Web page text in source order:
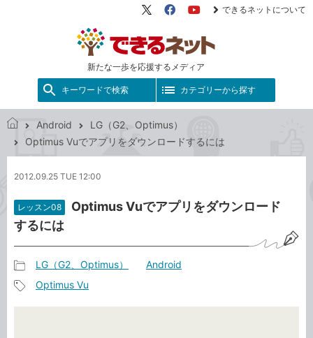
新たな一歩を応援するメディア
X（旧
FacebookYouTube
できるネットについて
キーワードで検索 カテゴリーから探す
で
ネ
ト
Android
LG（G2、Optimus）
Optimus Vuでアプリをダウンロードするには
2012.09.25 TUE 12:00
レッスン08
Optimus Vuでアプリをダウンロード
するには
事
カ
LG（G2、Optimus） Android
Optimus Vu